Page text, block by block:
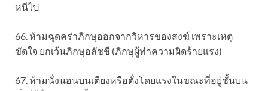
หนีไป
66. ห้ามฉุดคร่าภิกษุออกจากวิหารของสงฆ์ เพราะเหตุ
ขัดใจ ยกเว้นภิกษุอลัชชี (ภิกษุผู้ทำความผิดร้ายแรง)
67. ห้ามนั่งนอนบนเตียงหรือตั่งโดยแรงในขณะที่อยู่ชั้นบน